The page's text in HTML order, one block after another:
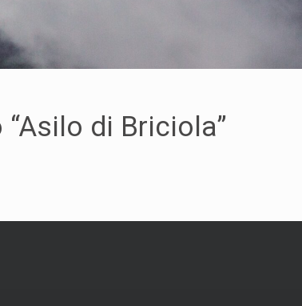
di Briciola”